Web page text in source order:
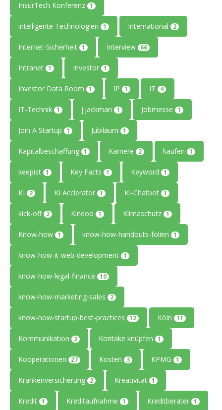
InsurTech Konferenz 1
intelligente Technologien 1 International 2
Internet-Sicherheit 1 Interview 66
Intranet 1 Investor 1
Investor Data Room 1 IP 1 IT 4
IT-Technik 1 j.jackman 1 Jobmesse 1
Join A Startup 1 Jubiläum 1
Kapitalbeschaffung 1 Karriere 2 kaufen 1
keepist 1 Key Facts 1 Keyword 1
KI 2 KI Acclerator 1 KI-Chatbot 1
kick-off 2 Kindoo 1 Klimaschutz 1
Know-how 1 know-how-handouts-folien 1
know-how-it-web-development 1
know-how-legal-finance 10
know-how-marketing-sales 2
know-how-startup-best-practices 12 Köln 11
Kommunikation 2 Kontake knüpfen 1
Kooperationen 27 Kosten 3 KPMG 1
Krankenversicherung 2 Kreativität 1
Kredit 1 Kreditaufnahme 1 Kreditberater 1